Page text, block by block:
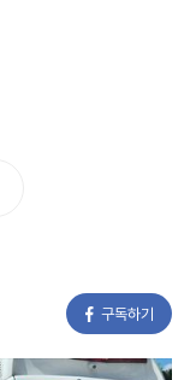
조처했다. 구독하기